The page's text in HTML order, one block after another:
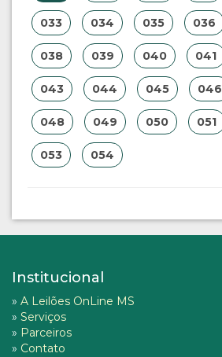
033 034 035 036
038 039 040 041
043 044 045 046
048 049 050 051
053 054
Institucional
» A Leilões OnLine MS
» Serviços
» Parceiros
» Contato